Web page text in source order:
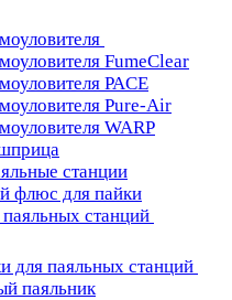
FumeClear
PACE
Pure-Air
WARP
станции
флюс для пайки
станций
для паяльных станций
паяльник